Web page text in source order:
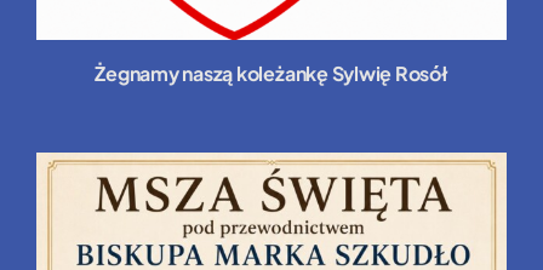
Żegnamy naszą koleżankę Sylwię Rosół